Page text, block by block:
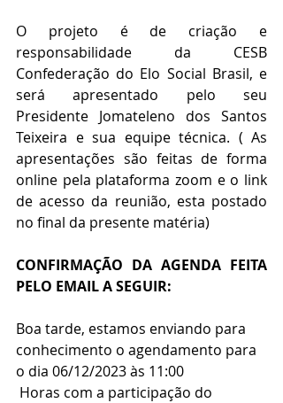
O projeto é de criação e
responsabilidade da CESB
Confederação do Elo Social Brasil, e
será apresentado pelo seu
Presidente Jomateleno dos Santos
Teixeira e sua equipe técnica. ( As
apresentações são feitas de forma
online pela plataforma zoom e o link
de acesso da reunião, esta postado
no final da presente matéria)
CONFIRMAÇÃO DA AGENDA FEITA
PELO EMAIL A SEGUIR:
Boa tarde, estamos enviando para
conhecimento o agendamento para
o dia 06/12/2023 às 11:00